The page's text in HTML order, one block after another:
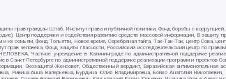
прав граждан Штаб, Институт права и публичной политики, Фонд борьбы с
Центр поддержки и содействия развитию средств массовой информации, В
семьям, Фонд Тольятти, Новое время, Серебряная тайга, Так-Так-Так, центр Сова,
человека, Фонд защиты гласности, Российский исследовательский центр по
Частное учреждение в Калининграде по административной поддержке
Петербурге по административной поддержке реализации программ и
Экозащита!-Женсовет, Общественный вердикт, Евразийская
Ривина Анна Валерьевна, Бурдина Юлия Владимировна, Бойко Анатолий